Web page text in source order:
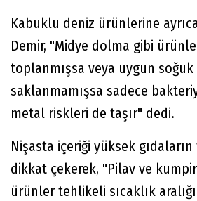
Kabuklu deniz ürünlerine
Demir, "Midye dolma gibi
toplanmışsa veya uygun soğuk
saklanmamışsa sadece
metal riskleri de taşır" dedi.
Nişasta içeriği yüksek
dikkat çekerek, "Pilav ve
ürünler tehlikeli sıcaklık